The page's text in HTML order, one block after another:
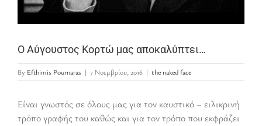
Ο Αύγουστος Κορτώ μας αποκαλύπτει…
By Efthimis Pournaras | 7 Νοεμβρίου, 2016 | the naked face
Είναι γνωστός σε όλους μας για τον καυστικό – ειλικρινή
τρόπο γραφής του καθώς και για τον τρόπο που εκφράζει